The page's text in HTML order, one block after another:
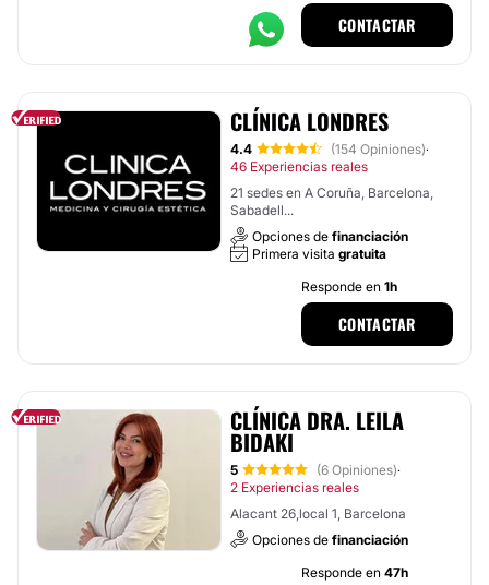
CONTACTAR
CLÍNICA LONDRES
4.4 (154 Opiniones)·
46 Experiencias reales
21 sedes en A Coruña, Barcelona,
Sabadell...
Opciones de financiación
Primera visita gratuita
Responde en 1h
CONTACTAR
CLÍNICA DRA. LEILA
BIDAKI
5 (6 Opiniones)·
2 Experiencias reales
Alacant 26,local 1, Barcelona
Opciones de financiación
Responde en 47h